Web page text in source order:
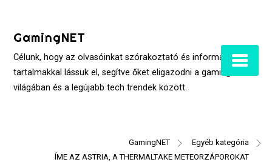
contentGamingNET
Célunk, hogy az olvasóinkat szórakoztató és informatív
tartalmakkal lássuk el, segítve őket eligazodni a gaming
világában és a legújabb tech trendek között.
GamingNET
Egyéb kategória
ÍME AZ ASTRIA, A THERMALTAKE METEORZÁPOROKAT